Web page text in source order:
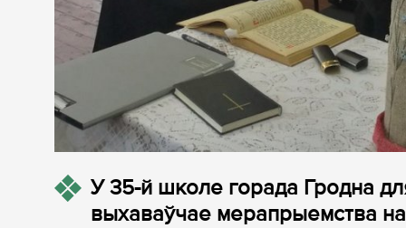
У 35-й школе горада Гродна
выхаваўчае​ мерапрыемства на